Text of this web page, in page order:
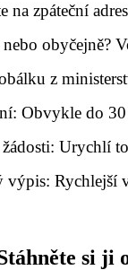
na zpáteční
obyčejně?
z
Obvykle do
Urychlí
výpis: Rychlejší
si ji